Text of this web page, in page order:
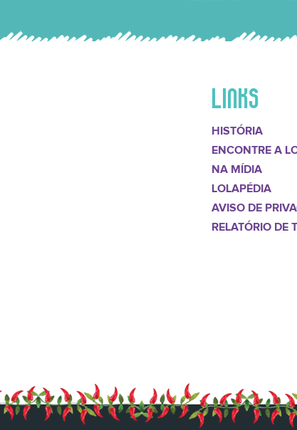
LINKS
HISTÓRIA
ENCONTRE A
NA MÍDIA
LOLAPÉDIA
AVISO DE
RELATÓRIO DE